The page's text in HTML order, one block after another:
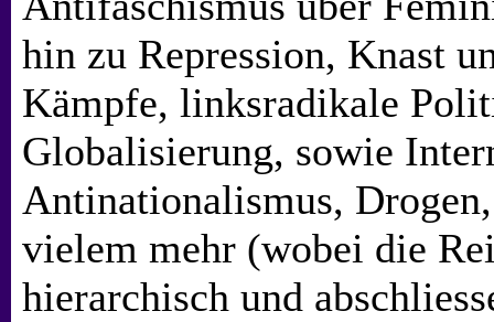
hin zu Repression, Knast
Kämpfe, linksradikale
Globalisierung, sowie
Antinationalismus,
vielem mehr (wobei die
hierarchisch und